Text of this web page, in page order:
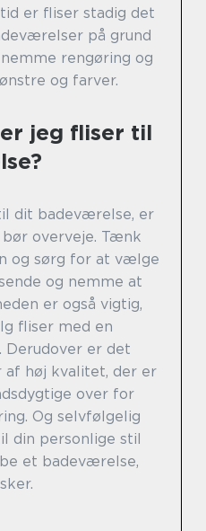
er fliser stadig det
på grund
rengøring og
og farver.
jeg fliser til
dit badeværelse, er
overveje. Tænk
og sørg for at vælge
og nemme at
er også vigtig,
fliser med en
Derudover er det
høj kvalitet, der er
over for
Og selvfølgelig
din personlige stil
et badeværelse,